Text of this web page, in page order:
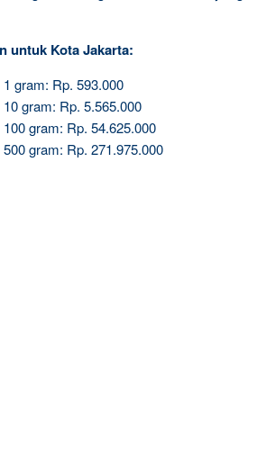
untuk Kota Jakarta:
gram: Rp. 593.000
gram: Rp. 5.565.000
gram: Rp. 54.625.000
gram: Rp. 271.975.000